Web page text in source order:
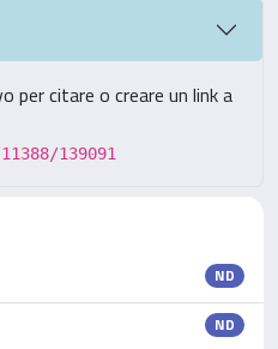
per citare o creare un link a
139091
ND
ND